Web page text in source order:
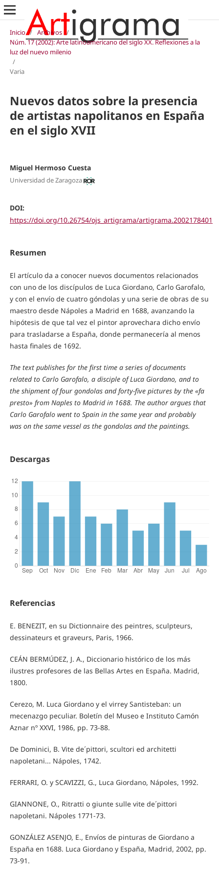
Inicio / Archivos /
Núm. 17 (2002): Arte latinoamericano del siglo XX. Reflexiones a la
luz del nuevo milenio
/
Varia
Nuevos datos sobre la presencia
de artistas napolitanos en España
en el siglo XVII
Miguel Hermoso Cuesta
Universidad de Zaragoza
DOI:
https://doi.org/10.26754/ojs_artigrama/artigrama.2002178401
Resumen
El artículo da a conocer nuevos documentos relacionados
con uno de los discípulos de Luca Giordano, Carlo Garofalo,
y con el envío de cuatro góndolas y una serie de obras de su
maestro desde Nápoles a Madrid en 1688, avanzando la
hipótesis de que tal vez el pintor aprovechara dicho envío
para trasladarse a España, donde permanecería al menos
hasta finales de 1692.
The text publishes for the first time a series of documents
related to Carlo Garofalo, a disciple of Luca Giordano, and to
the shipment of four gondolas and forty-five pictures by the «fa
presto» from Naples to Madrid in 1688. The author argues that
Carlo Garofalo went to Spain in the same year and probably
was on the same vessel as the gondolas and the paintings.
Descargas
Referencias
E. BENEZIT, en su Dictionnaire des peintres, sculpteurs,
dessinateurs et graveurs, Paris, 1966.
CEÁN BERMÚDEZ, J. A., Diccionario histórico de los más
ilustres profesores de las Bellas Artes en España. Madrid,
1800.
Cerezo, M. Luca Giordano y el virrey Santisteban: un
mecenazgo peculiar. Boletín del Museo e Instituto Camón
Aznar nº XXVI, 1986, pp. 73-88.
De Dominici, B. Vite de´pittori, scultori ed architetti
napoletani... Nápoles, 1742.
FERRARI, O. y SCAVIZZI, G., Luca Giordano, Nápoles, 1992.
GIANNONE, O., Ritratti o giunte sulle vite de´pittori
napoletani. Nápoles 1771-73.
GONZÁLEZ ASENJO, E., Envíos de pinturas de Giordano a
España en 1688. Luca Giordano y España, Madrid, 2002, pp.
73-91.